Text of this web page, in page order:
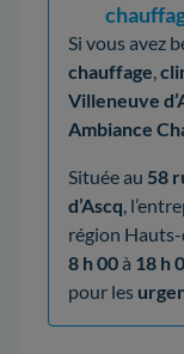
Si vous avez
chauffage,
Villeneuve
Ambiance
Située au 58
d’Ascq,
région
8 h 00à 18 h
pour les